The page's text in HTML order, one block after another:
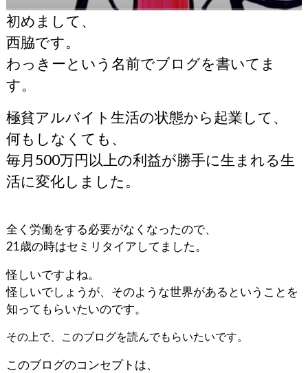
初めまして、
西脇です。
わっきーという名前でブログを書いてま
す。
極貧アルバイト生活の状態から起業して、
何もしなくても、
毎月500万円以上の利益が勝手に生まれる生
活に変化しました。
全く労働をする必要がなくなったので、
21歳の時はセミリタイアしてました。
怪しいですよね。
怪しいでしょうが、そのような世界があるということを
知ってもらいたいのです。
その上で、このブログを読んでもらいたいです。
このブログのコンセプトは、